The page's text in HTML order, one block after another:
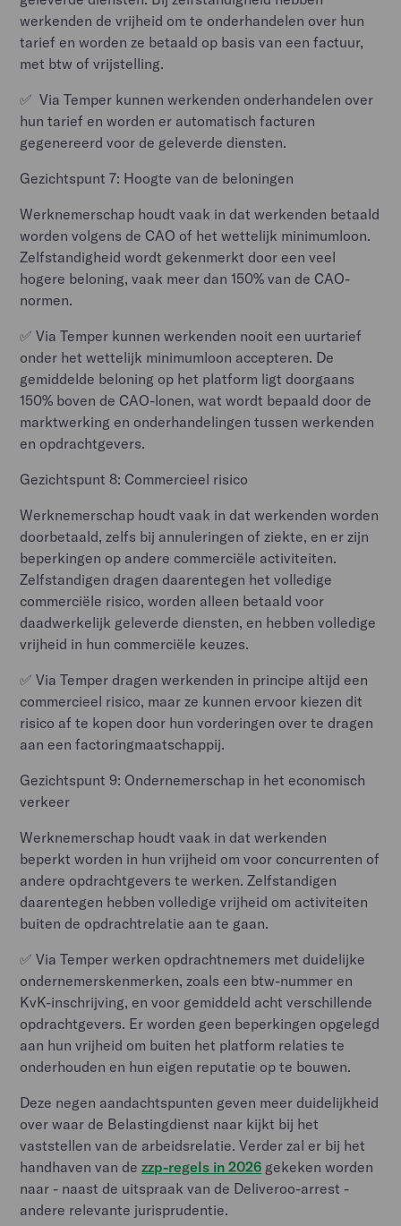
werkenden de vrijheid om te onderhandelen over hun
tarief en worden ze betaald op basis van een factuur,
met btw of vrijstelling.
✅ Via Temper kunnen werkenden onderhandelen over
hun tarief en worden er automatisch facturen
gegenereerd voor de geleverde diensten.
Gezichtspunt 7: Hoogte van de beloningen
Werknemerschap houdt vaak in dat werkenden betaald
worden volgens de CAO of het wettelijk minimumloon.
Zelfstandigheid wordt gekenmerkt door een veel
hogere beloning, vaak meer dan 150% van de CAO-
normen.
✅ Via Temper kunnen werkenden nooit een uurtarief
onder het wettelijk minimumloon accepteren. De
gemiddelde beloning op het platform ligt doorgaans
150% boven de CAO-lonen, wat wordt bepaald door de
marktwerking en onderhandelingen tussen werkenden
en opdrachtgevers.
Gezichtspunt 8: Commercieel risico
Werknemerschap houdt vaak in dat werkenden worden
doorbetaald, zelfs bij annuleringen of ziekte, en er zijn
beperkingen op andere commerciële activiteiten.
Zelfstandigen dragen daarentegen het volledige
commerciële risico, worden alleen betaald voor
daadwerkelijk geleverde diensten, en hebben volledige
vrijheid in hun commerciële keuzes.
✅ Via Temper dragen werkenden in principe altijd een
commercieel risico, maar ze kunnen ervoor kiezen dit
risico af te kopen door hun vorderingen over te dragen
aan een factoringmaatschappij.
Gezichtspunt 9: Ondernemerschap in het economisch
verkeer
Werknemerschap houdt vaak in dat werkenden
beperkt worden in hun vrijheid om voor concurrenten of
andere opdrachtgevers te werken. Zelfstandigen
daarentegen hebben volledige vrijheid om activiteiten
buiten de opdrachtrelatie aan te gaan.
✅ Via Temper werken opdrachtnemers met duidelijke
ondernemerskenmerken, zoals een btw-nummer en
KvK-inschrijving, en voor gemiddeld acht verschillende
opdrachtgevers. Er worden geen beperkingen opgelegd
aan hun vrijheid om buiten het platform relaties te
onderhouden en hun eigen reputatie op te bouwen.
Deze negen aandachtspunten geven meer duidelijkheid
over waar de Belastingdienst naar kijkt bij het
vaststellen van de arbeidsrelatie. Verder zal er bij het
handhaven van dezzp-regels in 2026 gekeken worden
naar - naast de uitspraak van de Deliveroo-arrest -
andere relevante jurisprudentie.